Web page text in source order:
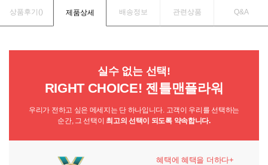
상품후기() 제품상세 배송정보 관련상품 Q&A
실수 없는 선택!
RIGHT CHOICE! 젠틀맨플라워
우리가 전하고 싶은 메세지는 단 하나입니다. 고객이 우리를 선택하는
순간, 그 선택이 최고의 선택이 되도록 약속합니다.
혜택에 혜택을 더하다+